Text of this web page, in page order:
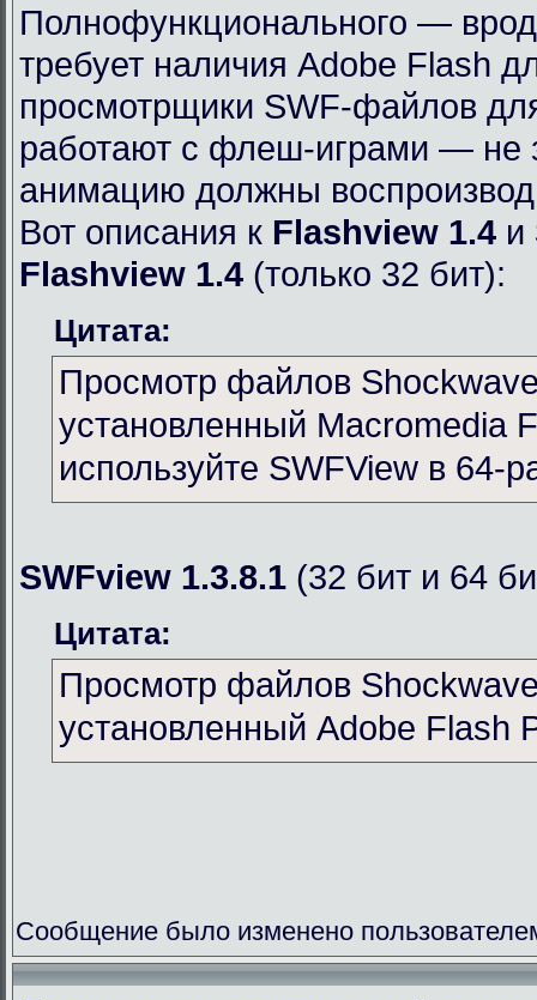
Полнофункционального —
требует наличия Adobe Flash
просмотрщики SWF-файлов
работают с флеш-играми —
анимацию должны
Вот описания к Flashview 1.4 и
Flashview 1.4 (только 32 бит):
Цитата:
Просмотр файлов
установленный Macromedia
используйте SWFView в 64-
SWFview 1.3.8.1 (32 бит и 64
Цитата:
Просмотр файлов
установленный Adobe Flash
Сообщение было изменено